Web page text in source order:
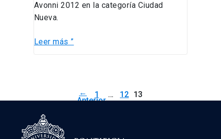
Avonni 2012 en la categoría Ciudad
Nueva.
Leer más ”
←
Anterior
1 … 12 13